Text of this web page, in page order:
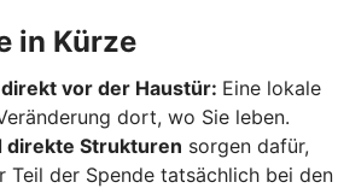
in Kürze
vor der Haustür: Eine lokale
dort, wo Sie leben.
direkte Strukturen sorgen dafür,
Teil der Spende tatsächlich bei den